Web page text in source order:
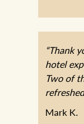
“Thank
hotel
Two of